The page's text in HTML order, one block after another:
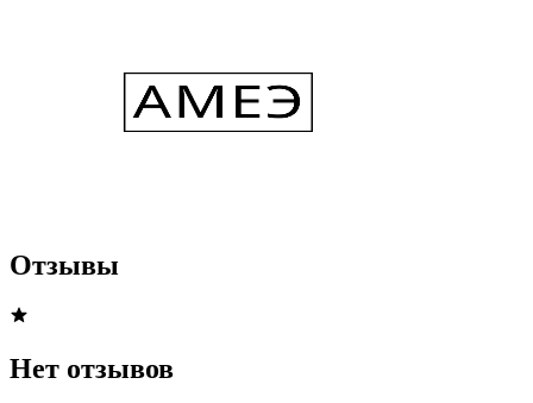
Отзывы
Нет отзывов